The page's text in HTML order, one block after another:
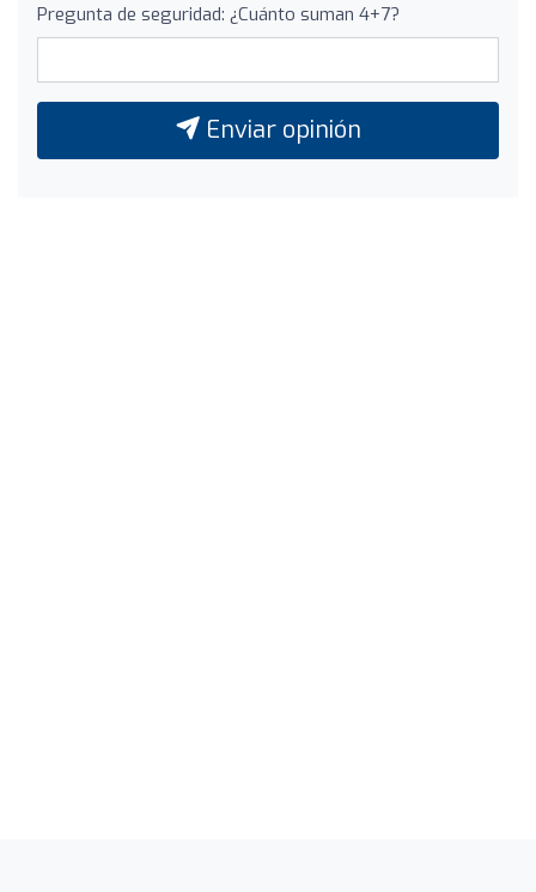
Pregunta de seguridad: ¿Cuánto suman 4+7?
Enviar opinión